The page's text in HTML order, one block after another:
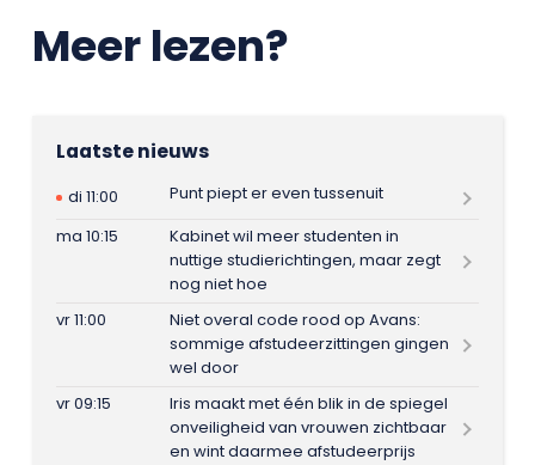
Meer lezen?
Laatste nieuws
di 11:00
Punt piept er even tussenuit
ma 10:15
Kabinet wil meer studenten in
nuttige studierichtingen, maar zegt
nog niet hoe
vr 11:00
Niet overal code rood op Avans:
sommige afstudeerzittingen gingen
wel door
vr 09:15
Iris maakt met één blik in de spiegel
onveiligheid van vrouwen zichtbaar
en wint daarmee afstudeerprijs